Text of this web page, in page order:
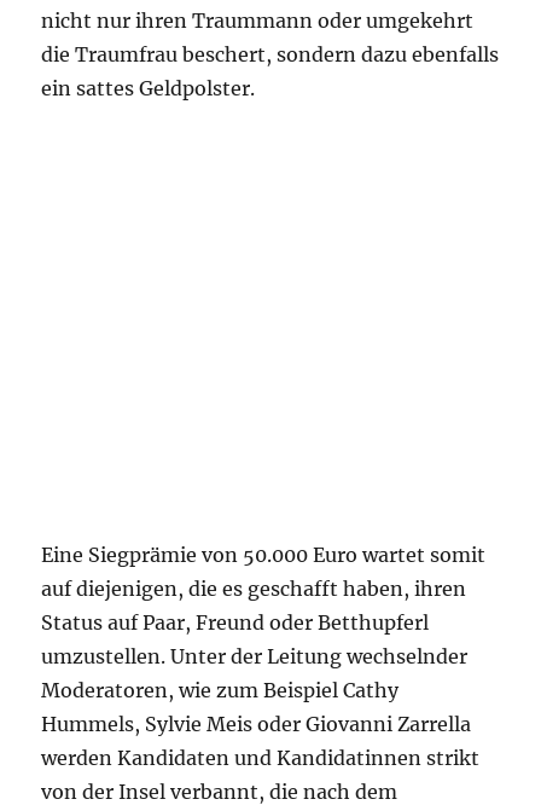
nicht nur ihren Traummann oder umgekehrt
die Traumfrau beschert, sondern dazu ebenfalls
ein sattes Geldpolster.
Eine Siegprämie von 50.000 Euro wartet somit
auf diejenigen, die es geschafft haben, ihren
Status auf Paar, Freund oder Betthupferl
umzustellen. Unter der Leitung wechselnder
Moderatoren, wie zum Beispiel Cathy
Hummels, Sylvie Meis oder Giovanni Zarrella
werden Kandidaten und Kandidatinnen strikt
von der Insel verbannt, die nach dem